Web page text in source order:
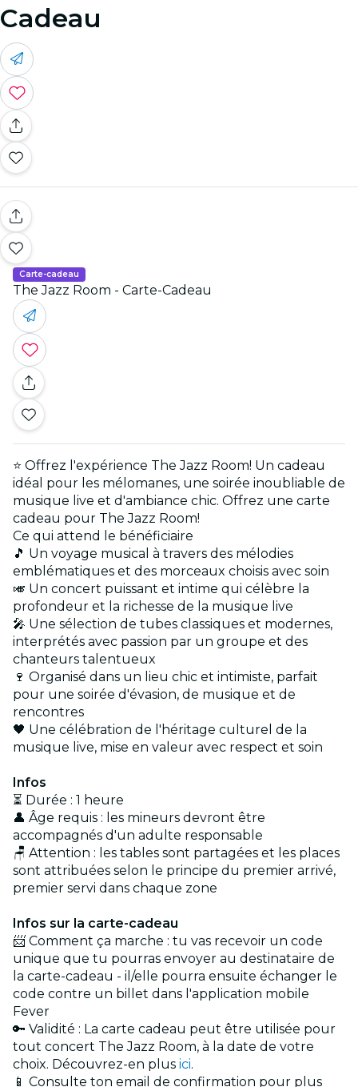
Cadeau
Carte-cadeau
The Jazz Room - Carte-Cadeau
⭐ Offrez l'expérience The Jazz Room! Un cadeau
idéal pour les mélomanes, une soirée inoubliable de
musique live et d'ambiance chic. Offrez une carte
cadeau pour The Jazz Room!
Ce qui attend le bénéficiaire
🎵 Un voyage musical à travers des mélodies
emblématiques et des morceaux choisis avec soin
🎺 Un concert puissant et intime qui célèbre la
profondeur et la richesse de la musique live
🎤 Une sélection de tubes classiques et modernes,
interprétés avec passion par un groupe et des
chanteurs talentueux
🍷 Organisé dans un lieu chic et intimiste, parfait
pour une soirée d'évasion, de musique et de
rencontres
🖤 Une célébration de l'héritage culturel de la
musique live, mise en valeur avec respect et soin
Infos
⏳ Durée : 1 heure
👤 Âge requis : les mineurs devront être
accompagnés d'un adulte responsable
🪑 Attention : les tables sont partagées et les places
sont attribuées selon le principe du premier arrivé,
premier servi dans chaque zone
Infos sur la carte-cadeau
📨 Comment ça marche : tu vas recevoir un code
unique que tu pourras envoyer au destinataire de
la carte-cadeau - il/elle pourra ensuite échanger le
code contre un billet dans l'application mobile
Fever
🔑 Validité : La carte cadeau peut être utilisée pour
tout concert The Jazz Room, à la date de votre
choix. Découvrez-en plus ici.
📱 Consulte ton email de confirmation pour plus